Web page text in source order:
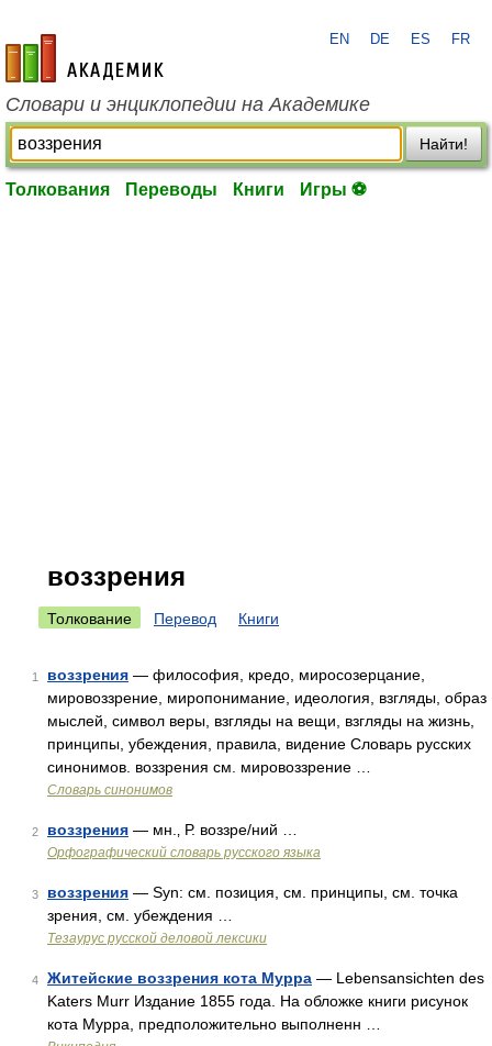
academic.ru
EN DE ES FR
Словари и энциклопедии на Академике
Найти!
Толкования Переводы Книги Игры ⚽
воззрения
Толкование Перевод Книги
1 воззрения — философия, кредо, миросозерцание,
мировоззрение, миропонимание, идеология, взгляды, образ
мыслей, символ веры, взгляды на вещи, взгляды на жизнь,
принципы, убеждения, правила, видение Словарь русских
синонимов. воззрения см. мировоззрение …
Словарь синонимов
2 воззрения — мн.‚ Р. воззре/ний …
Орфографический словарь русского языка
3 воззрения — Syn: см. позиция, см. принципы, см. точка
зрения, см. убеждения …
Тезаурус русской деловой лексики
4 Житейские воззрения кота Мурра — Lebensansichten des
Katers Murr Издание 1855 года. На обложке книги рисунок
кота Мурра, предположительно выполненн …